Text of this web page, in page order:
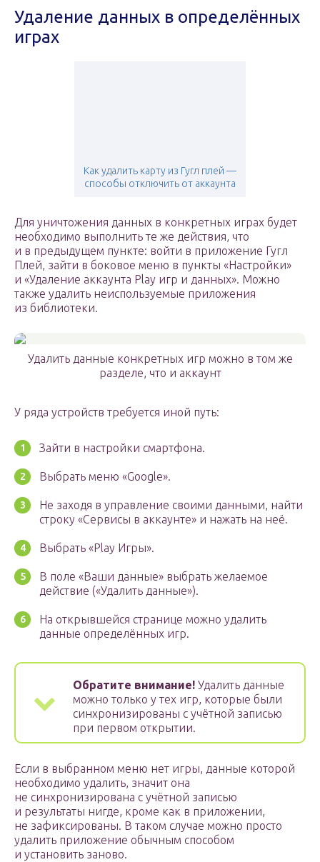
Удаление данных в определённых
играх
Как удалить карту из Гугл плей —
способы отключить от аккаунта
Для уничтожения данных в конкретных играх будет
необходимо выполнить те же действия, что
и в предыдущем пункте: войти в приложение Гугл
Плей, зайти в боковое меню в пункты «Настройки»
и «Удаление аккаунта Play игр и данных». Можно
также удалить неиспользуемые приложения
из библиотеки.
Удалить данные конкретных игр можно в том же
разделе, что и аккаунт
У ряда устройств требуется иной путь:
Зайти в настройки смартфона.
Выбрать меню «Google».
Не заходя в управление своими данными, найти
строку «Сервисы в аккаунте» и нажать на неё.
Выбрать «Play Игры».
В поле «Ваши данные» выбрать желаемое
действие («Удалить данные»).
На открывшейся странице можно удалить
данные определённых игр.
Обратите внимание! Удалить данные
можно только у тех игр, которые были
синхронизированы с учётной записью
при первом открытии.
Если в выбранном меню нет игры, данные которой
необходимо удалить, значит она
не синхронизирована с учётной записью
и результаты нигде, кроме как в приложении,
не зафиксированы. В таком случае можно просто
удалить приложение обычным способом
и установить заново.